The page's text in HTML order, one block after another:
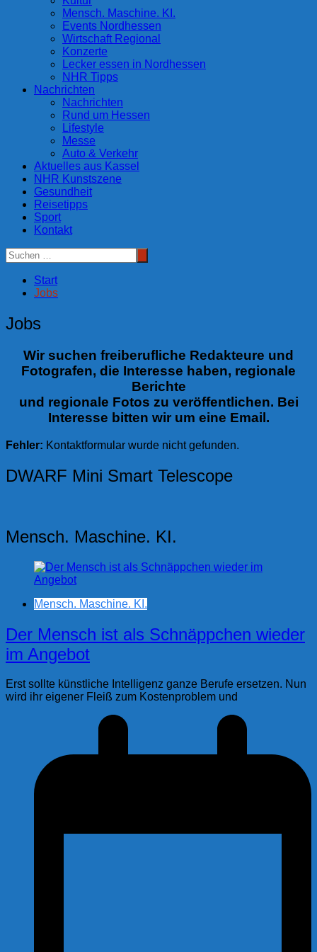
Mensch. Maschine. KI.
Events Nordhessen
Wirtschaft Regional
Konzerte
Lecker essen in Nordhessen
NHR Tipps
Nachrichten
Nachrichten
Rund um Hessen
Lifestyle
Messe
Auto & Verkehr
Aktuelles aus Kassel
NHR Kunstszene
Gesundheit
Reisetipps
Sport
Kontakt
Start
Jobs
Jobs
Wir suchen freiberufliche Redakteure und
Fotografen, die Interesse haben, regionale
Berichte
und regionale Fotos zu veröffentlichen. Bei
Interesse bitten wir um eine Email.
Fehler: Kontaktformular wurde nicht gefunden.
DWARF Mini Smart Telescope
Mensch. Maschine. KI.
Mensch. Maschine. KI.
Der Mensch ist als Schnäppchen wieder
im Angebot
Erst sollte künstliche Intelligenz ganze Berufe ersetzen. Nun
wird ihr eigener Fleiß zum Kostenproblem und